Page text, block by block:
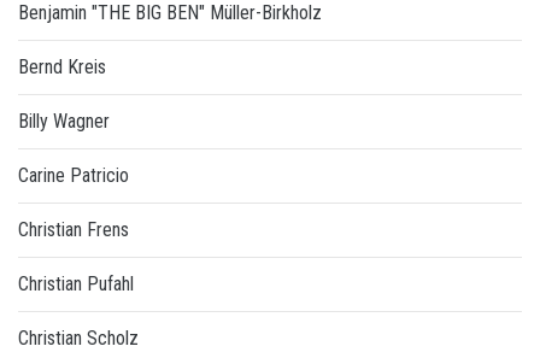
Benjamin "THE BIG BEN" Müller-Birkholz
Bernd Kreis
Billy Wagner
Carine Patricio
Christian Frens
Christian Pufahl
Christian Scholz